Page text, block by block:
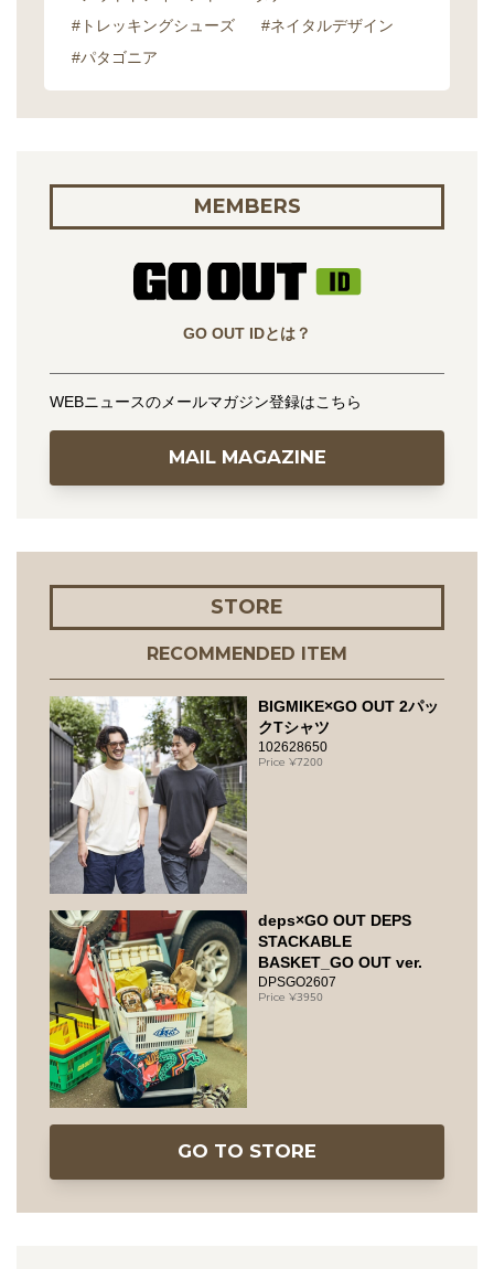
#トレッキングシューズ
#ネイタルデザイン
#パタゴニア
MEMBERS
GO OUT IDとは？
WEBニュースのメールマガジン登録はこちら
MAIL MAGAZINE
STORE
RECOMMENDED ITEM
BIGMIKE×GO OUT 2パッ
クTシャツ
102628650
7200
deps×GO OUT DEPS
STACKABLE
BASKET_GO OUT ver.
DPSGO2607
3950
GO TO STORE